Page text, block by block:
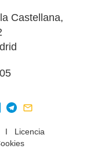
Castellana,
Licencia